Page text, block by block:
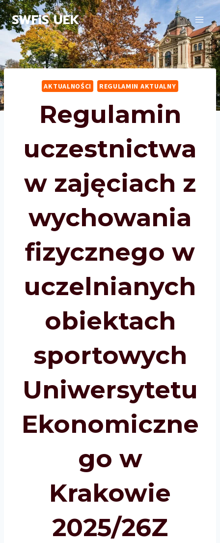
Przejdź
do
treści
SWFiS UEK
AKTUALNOŚCI REGULAMIN AKTUALNY
Regulamin
uczestnictwa
w zajęciach z
wychowania
fizycznego w
uczelnianych
obiektach
sportowych
Uniwersytetu
Ekonomiczne
go w
Krakowie
2025/26Z